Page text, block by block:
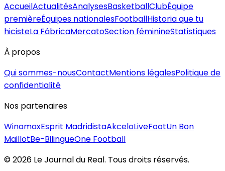
AccueilActualitésAnalysesBasketballClubÉquipe
premièreÉquipes nationalesFootballHistoria que tu
hicisteLa FábricaMercatoSection féminineStatistiques
À propos
Qui sommes-nousContactMentions légalesPolitique de
confidentialité
Nos partenaires
WinamaxEsprit MadridistaAkceloLiveFootUn Bon
MaillotBe-BilingueOne Football
©2026 Le Journal du Real. Tous droits réservés.